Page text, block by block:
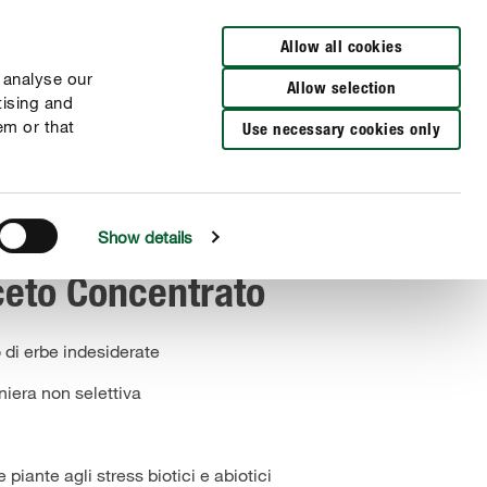
our
and
or that
Show details
Allow all cookies
Allow selection
Use necessary cookies only
Concentrato
erbe indesiderate
non selettiva
piante agli stress biotici e abiotici